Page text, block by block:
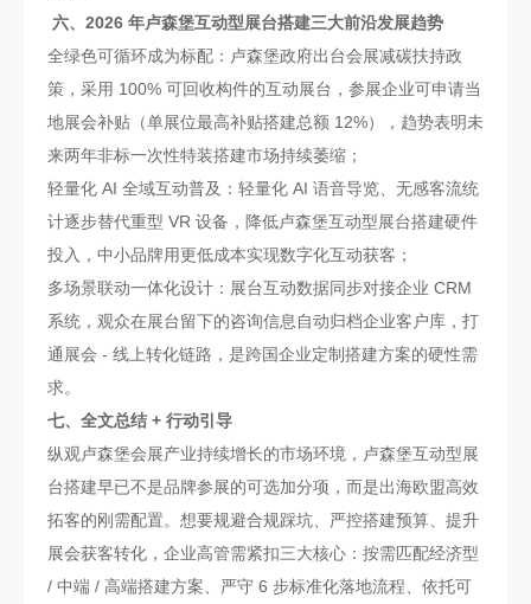
六、2026 年卢森堡互动型展台搭建三大前沿发展趋势
全绿色可循环成为标配：卢森堡政府出台会展减碳扶持政
策，采用 100% 可回收构件的互动展台，参展企业可申请当
地展会补贴（单展位最高补贴搭建总额 12%），趋势表明未
来两年非标一次性特装搭建市场持续萎缩；
轻量化 AI 全域互动普及：轻量化 AI 语音导览、无感客流统
计逐步替代重型 VR 设备，降低卢森堡互动型展台搭建硬件
投入，中小品牌用更低成本实现数字化互动获客；
多场景联动一体化设计：展台互动数据同步对接企业 CRM
系统，观众在展台留下的咨询信息自动归档企业客户库，打
通展会 - 线上转化链路，是跨国企业定制搭建方案的硬性需
求。
七、全文总结 + 行动引导
纵观卢森堡会展产业持续增长的市场环境，卢森堡互动型展
台搭建早已不是品牌参展的可选加分项，而是出海欧盟高效
拓客的刚需配置。想要规避合规踩坑、严控搭建预算、提升
展会获客转化，企业高管需紧扣三大核心：按需匹配经济型
/ 中端 / 高端搭建方案、严守 6 步标准化落地流程、依托可